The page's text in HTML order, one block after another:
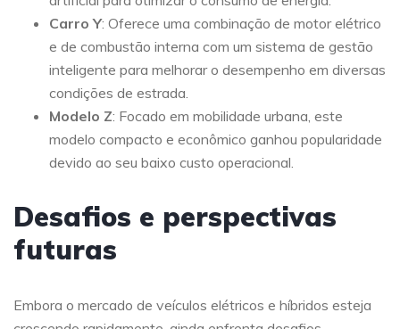
Carro Y: Oferece uma combinação de motor elétrico
e de combustão interna com um sistema de gestão
inteligente para melhorar o desempenho em diversas
condições de estrada.
Modelo Z: Focado em mobilidade urbana, este
modelo compacto e econômico ganhou popularidade
devido ao seu baixo custo operacional.
Desafios e perspectivas
futuras
Embora o mercado de veículos elétricos e híbridos esteja